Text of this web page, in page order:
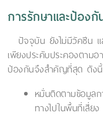
การรักษาและป้องกั
ปัจจุบัน ยังไม่มีวัคซีน แ
เพียงประคับประคองตาม
ป้องกันจึงสำคัญที่สุด ดังนี้
หมั่นติดตามข้อมูลก
ทางไปในพื้นที่เสี่ยง